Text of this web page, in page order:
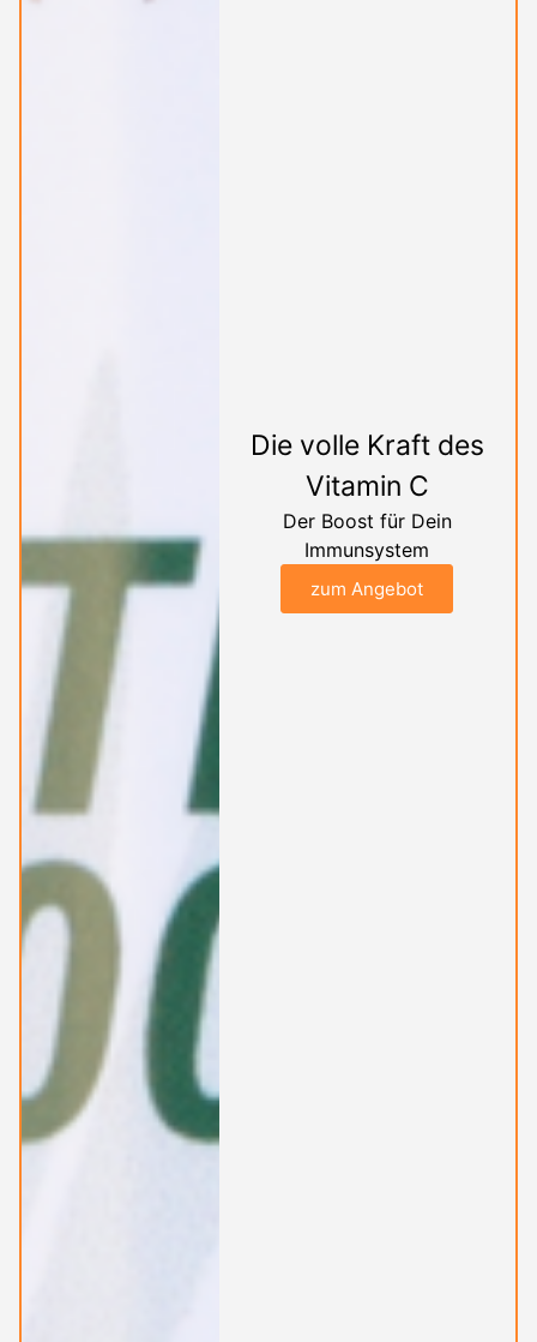
Die volle Kraft des
Vitamin C
Der Boost für Dein
Immunsystem
zum Angebot